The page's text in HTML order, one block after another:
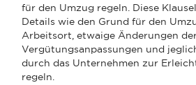
für den Umzug regeln. Diese
Details wie den Grund für den
Arbeitsort, etwaige Änderungen
Vergütungsanpassungen und
durch das Unternehmen zur
regeln.